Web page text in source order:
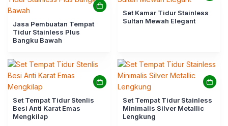
Jasa Pembuatan Tempat
Tidur Stainless Plus
Bangku Bawah
Set Kamar Tidur Stainless
Sultan Mewah Elegant
Set Tempat Tidur Stenlis
Besi Anti Karat Emas
Mengkilap
Set Tempat Tidur Stainless
Minimalis Silver Metallic
Lengkung